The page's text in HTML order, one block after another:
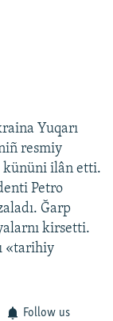
Yuqarı
resmiy
kününi ilân etti.
Petro
Ğarp
kirsetti.
«tarihiy
Follow us